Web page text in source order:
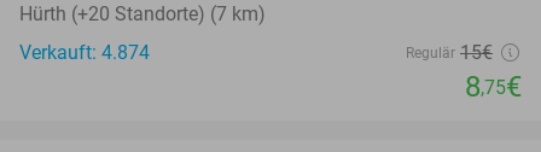
Hürth (+20 Standorte) (7 km)
Verkauft: 4.874
Regulär 15€
8,75€